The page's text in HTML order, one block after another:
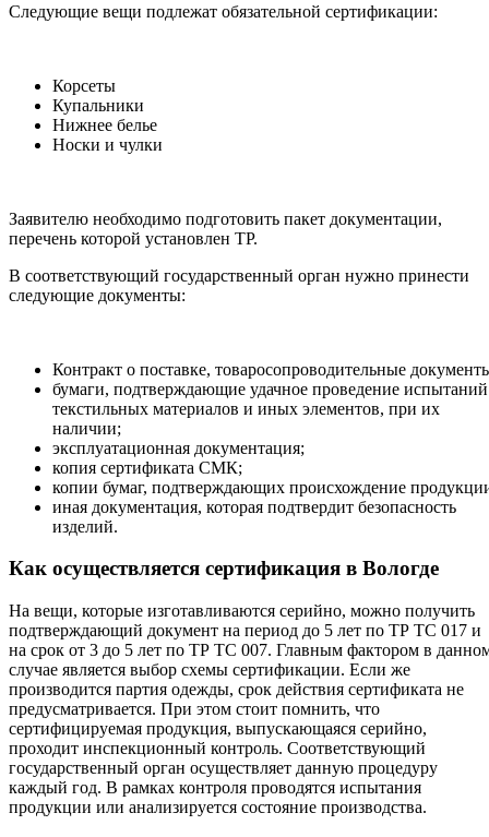
Следующие вещи подлежат обязательной сертификации:
Корсеты
Купальники
Нижнее белье
Носки и чулки
Заявителю необходимо подготовить пакет документации,
перечень которой установлен ТР.
В соответствующий государственный орган нужно принести
следующие документы:
Контракт о поставке, товаросопроводительные
бумаги, подтверждающие удачное проведение испытаний
текстильных материалов и иных элементов, при их
наличии;
эксплуатационная документация;
копия сертификата СМК;
копии бумаг, подтверждающих происхождение
иная документация, которая подтвердит безопасность
изделий.
Как осуществляется сертификация в Вологде
На вещи, которые изготавливаются серийно, можно получить
подтверждающий документ на период до 5 лет по ТР ТС 017 и
на срок от 3 до 5 лет по ТР ТС 007. Главным фактором в
случае является выбор схемы сертификации. Если же
производится партия одежды, срок действия сертификата не
предусматривается. При этом стоит помнить, что
сертифицируемая продукция, выпускающаяся серийно,
проходит инспекционный контроль. Соответствующий
государственный орган осуществляет данную процедуру
каждый год. В рамках контроля проводятся испытания
продукции или анализируется состояние производства.